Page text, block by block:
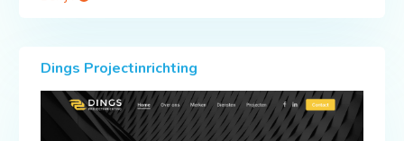
Dings Projectinrichting